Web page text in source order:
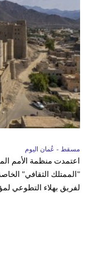
مسقط - عُمان اليوم
اعتمدت منظمة الأمم
"الممتلك الثقافي"
لفريق بهلاء التطوعي